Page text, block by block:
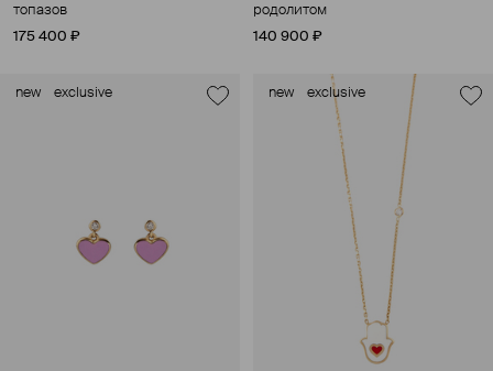
топазов
175 400 ₽
родолитом
140 900 ₽
new exclusive new exclusive